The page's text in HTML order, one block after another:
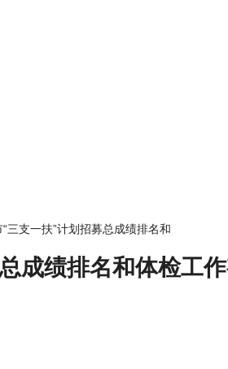
三支一扶”计划招募总成绩排名和
成绩排名和体检工